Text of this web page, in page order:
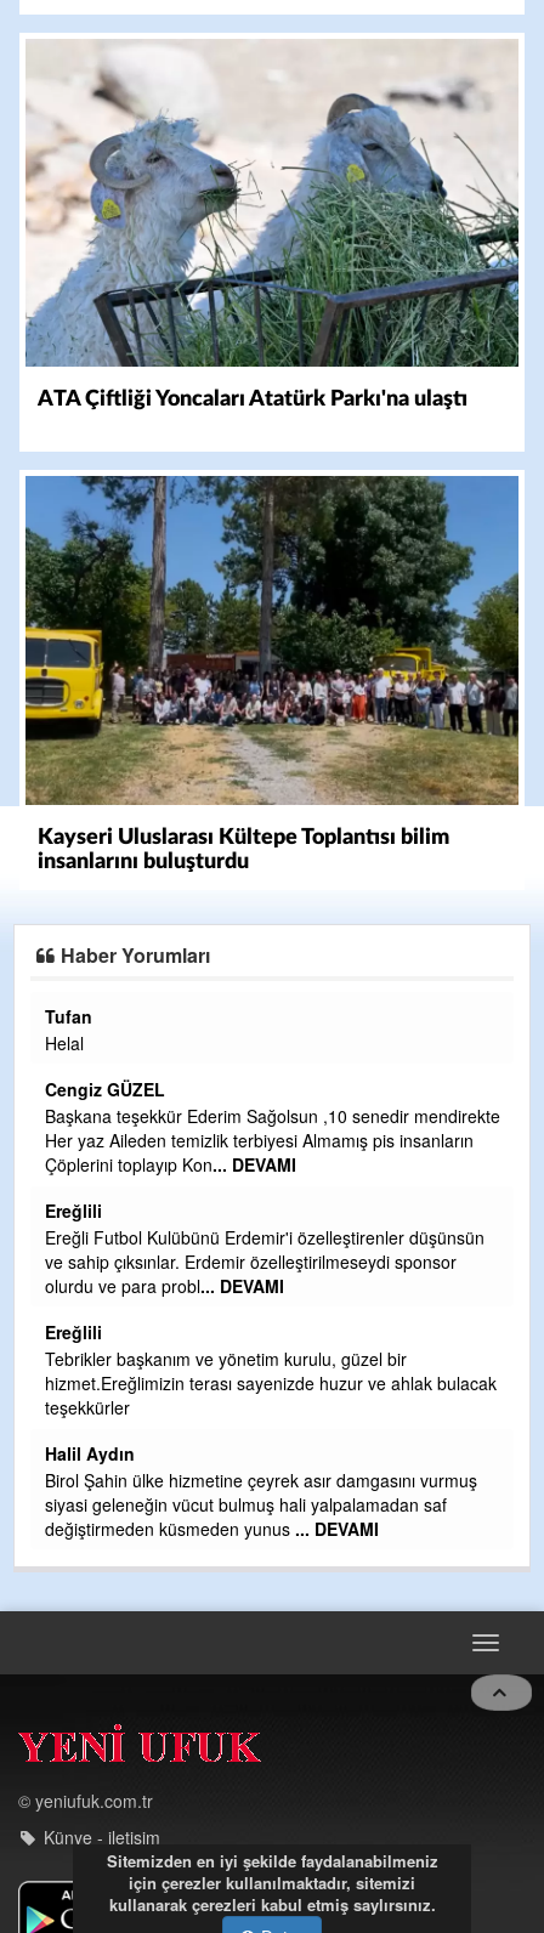
ATA Çiftliği Yoncaları Atatürk Parkı'na ulaştı
Kayseri Uluslarası Kültepe Toplantısı bilim
insanlarını buluşturdu
Haber Yorumları
bulacak
CEVDET YILMAZ
GULDERE DERE ÇALIŞMALARI, SEKIZ YIL ÖNCE
TARAFINDAN BAŞLATILDI, ETRASFINDA YERLEŞİM
DEVAMI
Şaban yavuz
Mekanı cennet olsun kederli ailesine Rabbim Sabri Celil
Sebahattin özarslan
Günaydın hayırlı sabahlar dilerim
Hak hukuk adalet işte CHP Kemal Kılıçdaroğlu
Toggle
© yeniufuk.com.tr
Künye - iletişim
Müftü Mahallesi Ateş Ahmet Sokak Cerrahoğlu İşmerkezi
Sitemizden en iyi şekilde faydalanabilmeniz
için çerezler kullanılmaktadır, sitemizi
kullanarak çerezleri kabul etmiş saylırsınız.